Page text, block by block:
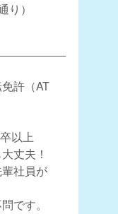
り）
許（AT
以上
丈夫！
社員が
です。